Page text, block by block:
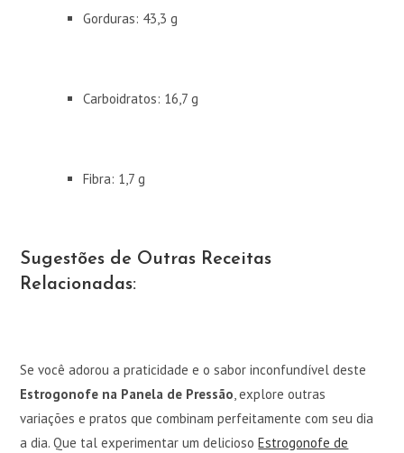
Gorduras: 43,3 g
Carboidratos: 16,7 g
Fibra: 1,7 g
Sugestões de Outras Receitas
Relacionadas:
Se você adorou a praticidade e o sabor inconfundível deste
Estrogonofe na Panela de Pressão, explore outras
variações e pratos que combinam perfeitamente com seu dia
a dia. Que tal experimentar um deliciosoEstrogonofe de